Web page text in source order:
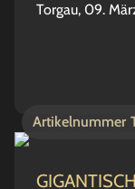
Torgau, 09.
Artikelnummer